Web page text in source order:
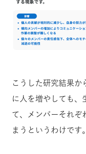
こうした研究結果か
に人を増やしても、
て、メンバーそれぞ
まうというわけです。